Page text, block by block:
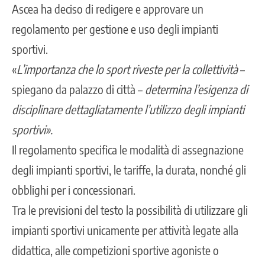
Ascea ha deciso di redigere e approvare un
regolamento per gestione e uso degli impianti
sportivi.
«L’importanza che lo sport riveste per la collettività–
spiegano da palazzo di città – determina l’esigenza di
disciplinare dettagliatamente l’utilizzo degli impianti
sportivi».
Il regolamento specifica le modalità di assegnazione
degli impianti sportivi, le tariffe, la durata, nonché gli
obblighi per i concessionari.
Tra le previsioni del testo la possibilità di utilizzare gli
impianti sportivi unicamente per attività legate alla
didattica, alle competizioni sportive agoniste o